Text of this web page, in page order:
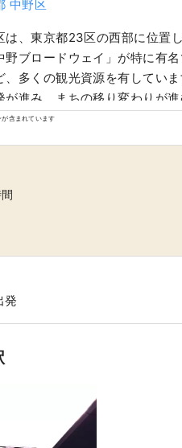
中野区
は、東京都23区の西部に位置
野ブロードウェイ」が特に有
、多くの観光資源を有してい
が進み、まちの移り変わりが
るなど、中野のまちは多様な
含まれています
発